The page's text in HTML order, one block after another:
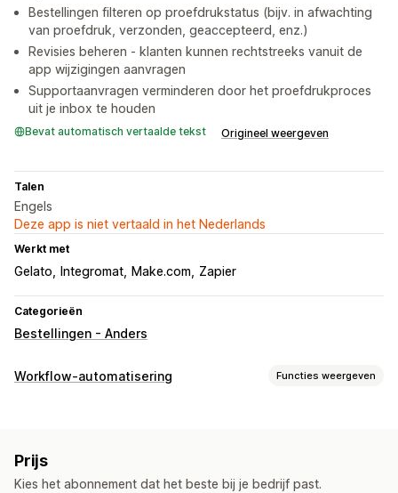
Bestellingen filteren op proefdrukstatus (bijv. in afwachting
van proefdruk, verzonden, geaccepteerd, enz.)
Revisies beheren - klanten kunnen rechtstreeks vanuit de
app wijzigingen aanvragen
Supportaanvragen verminderen door het proefdrukproces
uit je inbox te houden
Bevat automatisch vertaalde tekst Origineel weergeven
Talen
Engels
Deze app is niet vertaald in het Nederlands
Werkt met
Gelato Integromat Make.com Zapier
Categorieën
Bestellingen - Anders
Workflow-automatisering Functies weergeven
Verwerking van bestellingen
Prijs
Kies het abonnement dat het beste bij je bedrijf past.